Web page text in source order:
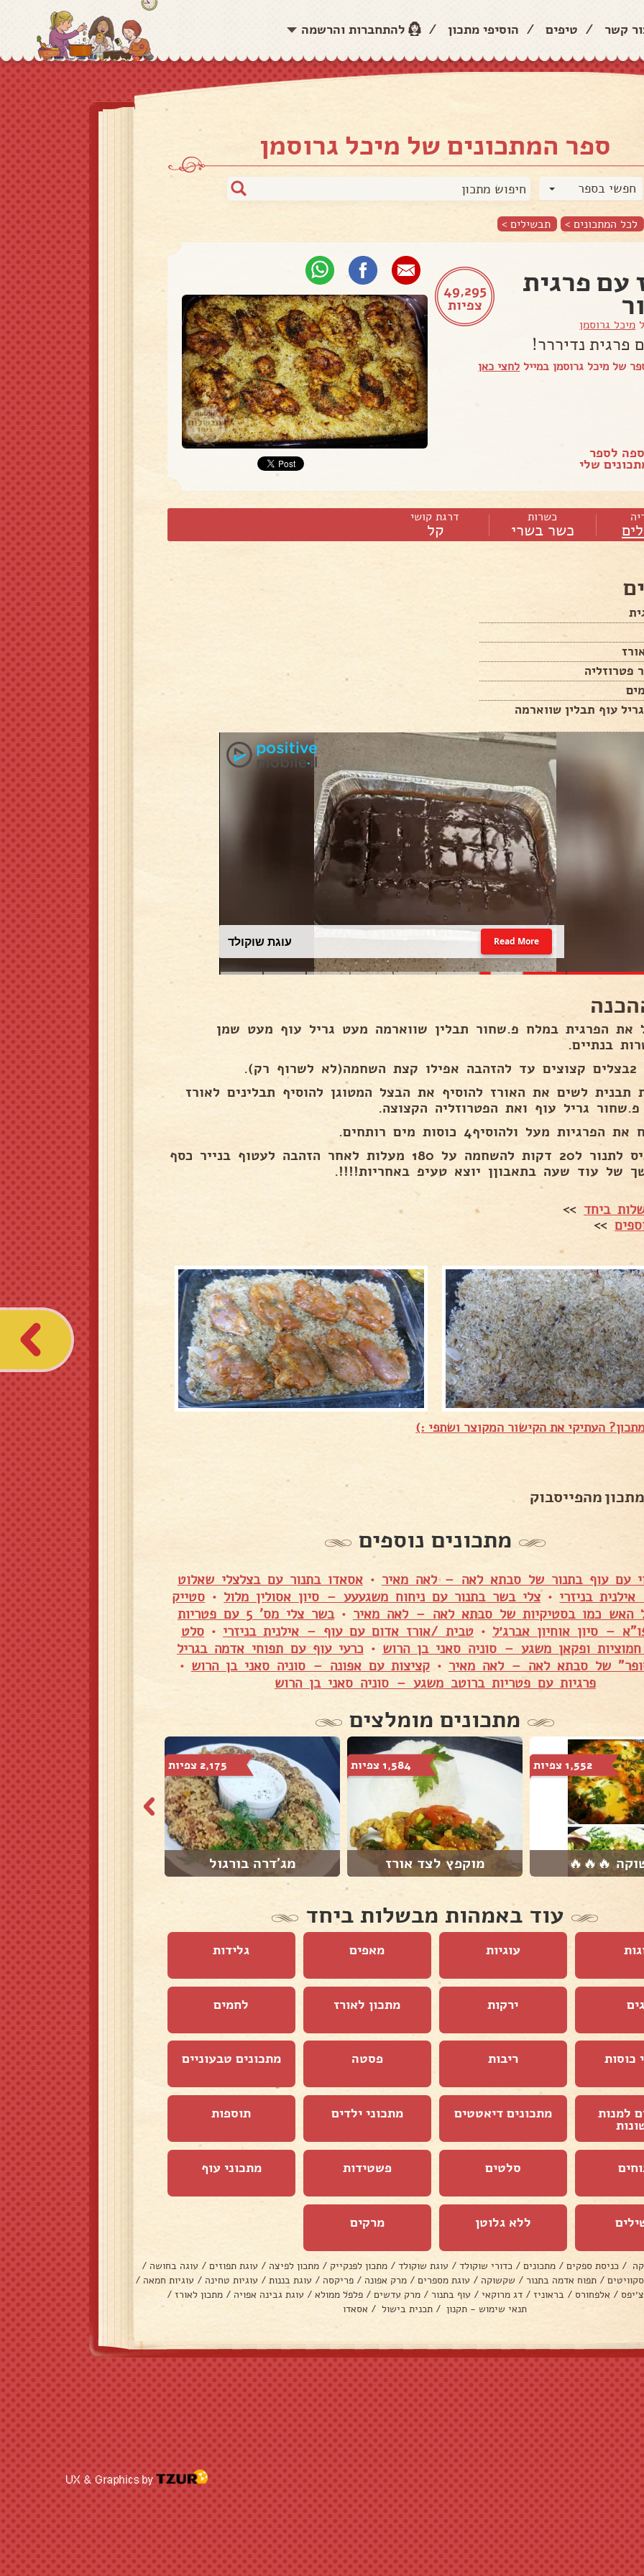
קשר / טיפים / הוסיפי מתכון / להתחברות והרשמה
ספר המתכונים של מיכל גרוסמן
חפשי בספר
לכל המתכונים > תבשילים >
49,295
צפיות
עם פרגית
מיכל גרוסמן
פרגית נדיררר!
של מיכל גרוסמן במייל לחצי כאן
לספר
שלי
כשרות
כשר בשרי
דרגת קושי
קל
פטרוזליה
עוף תבלין שווארמה
עוגת שוקולד Read More
את הפרגית במלח פ.שחור תבלין שווארמה מעט גריל עוף מעט שמן
בנתיים.
תבנית לשים את האורז להוסיף את הבצל המטוגן להוסיף תבלינים לאורז
גריל עוף ואת הפטרוזליה הקצוצה.
הפרגיות מעל ולהוסיף4 כוסות מים רותחים.
להכניס לתנור ל20 דקות להשחמה על 180 מעלות לאחר הזהבה לעטוף בנייר כסף
של עוד שעה בתאבוןן יוצא טעיפ באחריות!!!!.
ביחד >>
>>
העתיקי את הקישור המקוצר ושתפי :)
מהפייסבוק
מתכונים נוספים
עם עוף בתנור של סבתא לאה – לאה מאיר •אסאדו בתנור עם בצלצלי שאלוט
בניזרי •צלי בשר בתנור עם ניחוח משגעעע – סיון אסולין מלול • סטייק
האש כמו בסטיקיות של סבתא לאה – לאה מאיר •
בשר צלי מס' 5 עם פטריות
– סיון אוחיון אברג׳ל •טבית /אורז אדום עם עוף – אילנית בניזרי •סלט
ופקאן משגע – סוניה סאני בן הרוש • כרעי עוף עם תפוחי אדמה בגריל
של סבתא לאה – לאה מאיר •קציצות עם אפונה – סוניה סאני בן הרוש •
פרגיות עם פטריות ברוטב משגע – סוניה סאני בן הרוש
מתכונים מומלצים
1,552 צפיות
🔥🔥🔥
1,584 צפיות
מוקפץ לצד אורז
2,175 צפיות
מג'דרה בורגול
עוד באמהות מבשלות ביחד
עוגיות מאפים גלידות
ירקות מתכון לאורז לחמים
כוסות ריבות פסטה מתכונים טבעוניים
למנות מתכונים דיאטטים מתכוני ילדים תוספות
סלטים פשטידות מתכוני עוף
ללא גלוטן מרקים
/ כניסת ספקים / מתכונים / כדורי שוקולד / עוגת שוקולד / מתכון לפנקייק / מתכון לפיצה / עוגת תפוזים / עוגה בחושה /
/ תפוח אדמה בתנור / שקשוקה / עוגת מספרים / מרק אפונה / פריקסה / עוגת בננות / עוגיות טחינה / עוגיות חמאה /
/ אלפחורס / בראוניז / דג מרוקאי / עוף בתנור / מרק עדשים / פלפל ממולא / עוגת גבינה אפויה / מתכון לאורז /
תנאי שימוש - תקנון / תכנית בישול / אסאדו